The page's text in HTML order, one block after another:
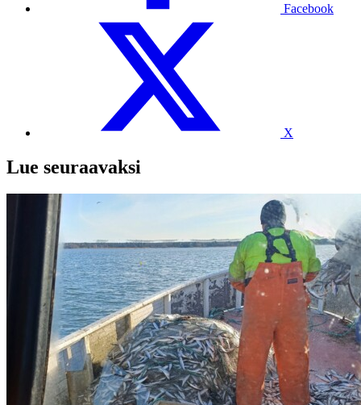
Facebook
X
Lue seuraavaksi